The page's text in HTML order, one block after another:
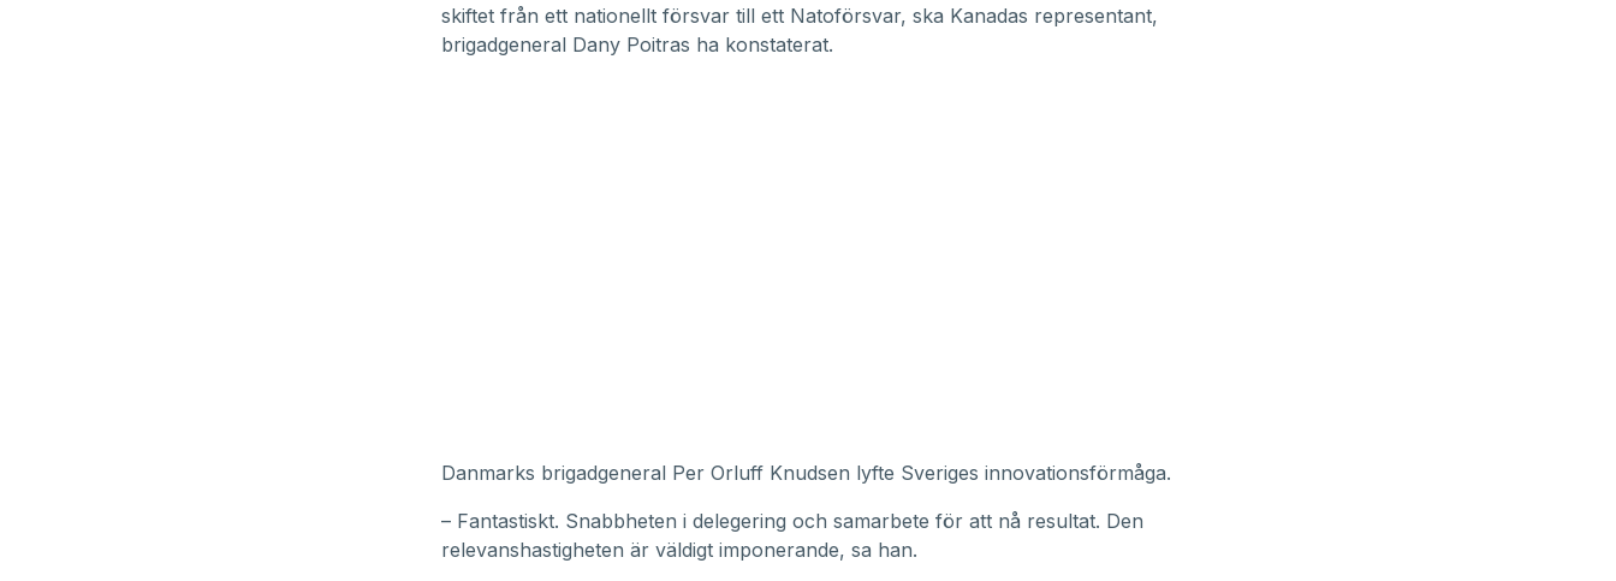
skiftet från ett nationellt försvar till ett Natoförsvar, ska Kanadas representant,
brigadgeneral Dany Poitras ha konstaterat.
Danmarks brigadgeneral Per Orluff Knudsen lyfte Sveriges innovationsförmåga.
– Fantastiskt. Snabbheten i delegering och samarbete för att nå resultat. Den
relevanshastigheten är väldigt imponerande, sa han.